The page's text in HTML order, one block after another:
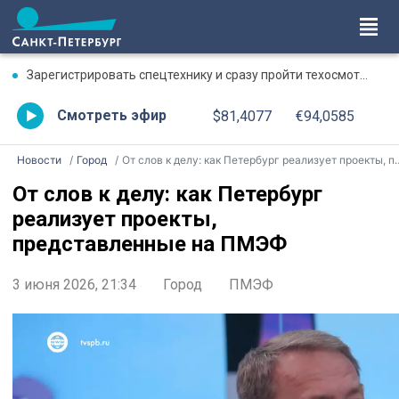
Зарегистрировать спецтехнику и сразу пройти техосмотр можно на площадке Гостехнадзора на Пискаревском проспекте
Смотреть эфир $81,4077 €94,0585
Новости Город От слов к делу: как Петербург реализует проекты, представленные на ПМЭФ
От слов к делу: как Петербург
реализует проекты,
представленные на ПМЭФ
3 июня 2026, 21:34 Город ПМЭФ